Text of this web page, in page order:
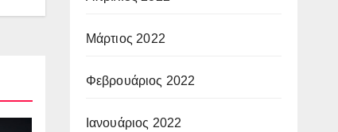
Μάρτιος 2022
Φεβρουάριος 2022
Ιανουάριος 2022